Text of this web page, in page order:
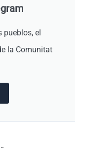
pueblos, el
la Comunitat